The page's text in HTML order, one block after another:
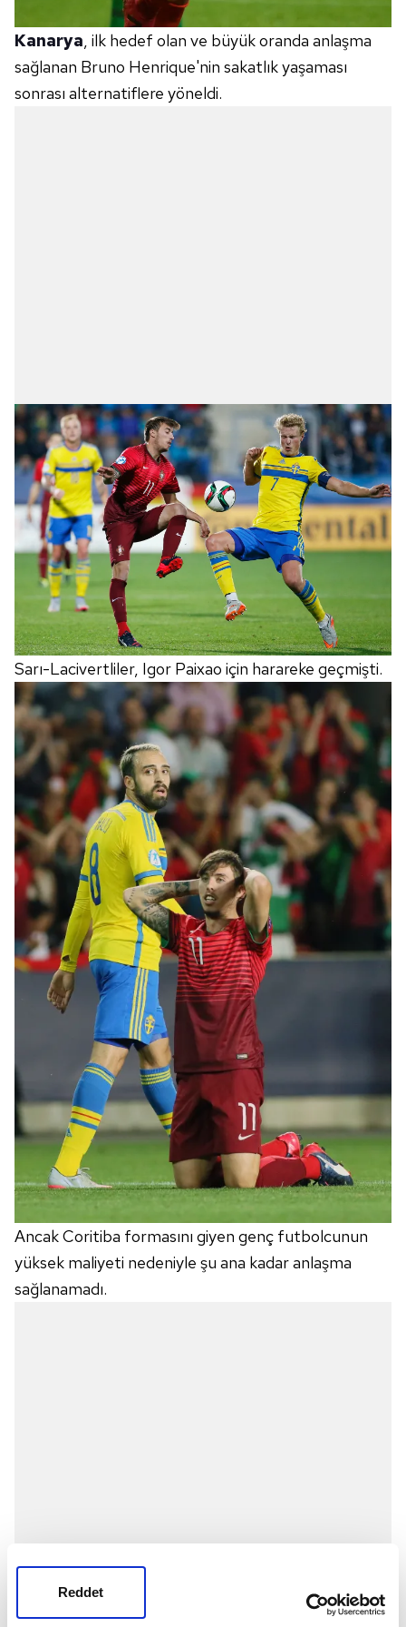
Reddet
Kanarya, ilk hedef olan ve büyük oranda anlaşma
sağlanan Bruno Henrique'nin sakatlık yaşaması
sonrası alternatiflere yöneldi.
Sarı-Lacivertliler, Igor Paixao için harareke geçmişti.
Ancak Coritiba formasını giyen genç futbolcunun
yüksek maliyeti nedeniyle şu ana kadar anlaşma
sağlanamadı.